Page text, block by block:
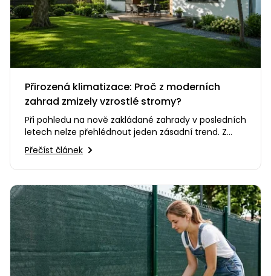
Přirozená klimatizace: Proč z moderních
zahrad zmizely vzrostlé stromy?
Při pohledu na nově zakládané zahrady v posledních
letech nelze přehlédnout jeden zásadní trend. Z
našich pozemků se…
Přečíst článek